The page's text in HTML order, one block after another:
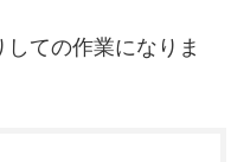
ての作業になりま